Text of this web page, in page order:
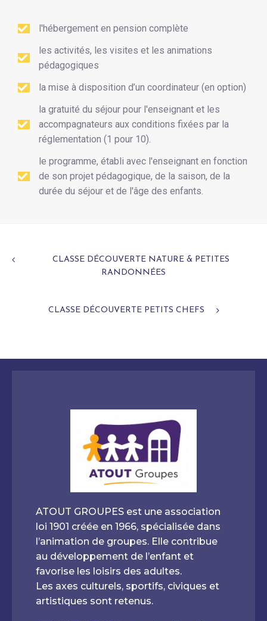
l'hébergement en pension complète
les activités, les visites et les animations
pédagogiques
la mise à disposition d’un coordinateur (en option)
la gratuité du séjour pour l'enseignant et les
accompagnateurs aux conditions fixées par la
réglementation (1 pour 10).
le programme, établi avec l'enseignant en fonction
de son projet pédagogique, de la saison, de la
durée du séjour et de l'âge des enfants.
CLASSE DÉCOUVERTE NATURE & PETITES
RANDONNÉES
CLASSE DÉCOUVERTE PETITS CHEFS
ATOUT GROUPES est une association
loi 1901 créée en 1966, spécialisée dans
l’animation de groupes. Elle contribue
au développement de l’enfant et
favorise les loisirs des adultes.
Les axes culturels, sportifs, civiques et
artistiques sont retenus.